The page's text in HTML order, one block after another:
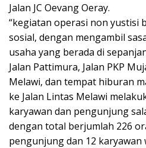
Jalan JC Oevang Oeray.
“kegiatan operasi non yustisi
sosial, dengan mengambil
usaha yang berada di
Jalan Pattimura, Jalan PKP
Melawi, dan tempat hiburan
ke Jalan Lintas Melawi
karyawan dan pengunjung
dengan total berjumlah 226
pengunjung dan 12 karyawan